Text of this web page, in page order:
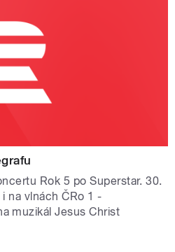
Rok 5 po Superstar. 30.
na vlnách ČRo 1 -
muzikál Jesus Christ